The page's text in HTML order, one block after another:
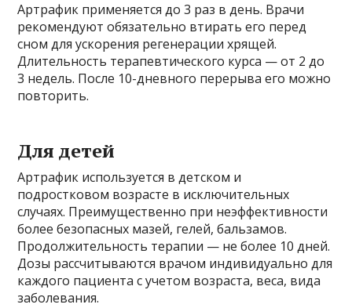
Артрафик применяется до 3 раз в день. Врачи
рекомендуют обязательно втирать его перед
сном для ускорения регенерации хрящей.
Длительность терапевтического курса — от 2 до
3 недель. После 10-дневного перерыва его можно
повторить.
Для детей
Артрафик используется в детском и
подростковом возрасте в исключительных
случаях. Преимущественно при неэффективности
более безопасных мазей, гелей, бальзамов.
Продолжительность терапии — не более 10 дней.
Дозы рассчитываются врачом индивидуально для
каждого пациента с учетом возраста, веса, вида
заболевания.